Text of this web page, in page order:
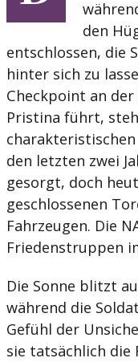
den
entschlossen, die
hinter sich zu
Checkpoint an
Pristina führt,
den letzten zwei
gesorgt, doch
geschlossenen
Fahrzeugen. Die
Friedenstruppen
Die Sonne blitzt
während die
Gefühl der
sie tatsächlich die